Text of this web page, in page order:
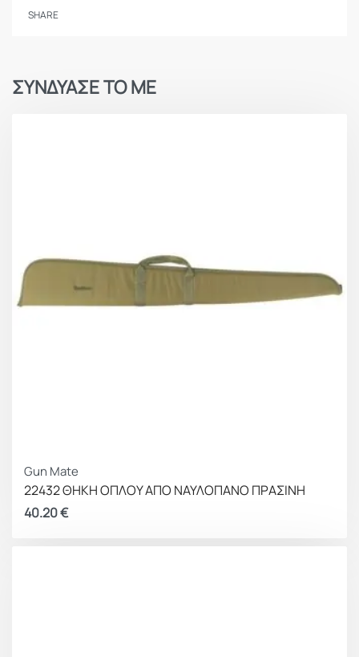
SHARE
ΣΥΝΔΥΑΣΕ ΤΟ ΜΕ
Gun Mate
22432 ΘΗΚΗ ΟΠΛΟΥ ΑΠΟ ΝΑΥΛΟΠΑΝΟ ΠΡΑΣΙΝΗ
40.20€